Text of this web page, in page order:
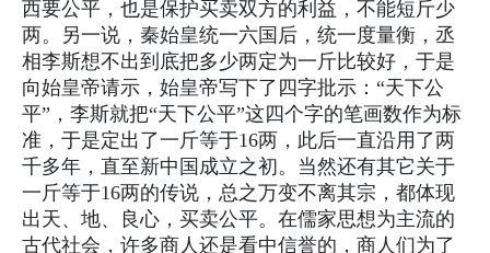
西要公平，也是保护买卖双方的利益，不能短斤少
两。另一说，秦始皇统一六国后，统一度量衡，丞
相李斯想不出到底把多少两定为一斤比较好，于是
向始皇帝请示，始皇帝写下了四字批示：“天下公
平”，李斯就把“天下公平”这四个字的笔画数作为标
准，于是定出了一斤等于16两，此后一直沿用了两
千多年，直至新中国成立之初。当然还有其它关于
一斤等于16两的传说，总之万变不离其宗，都体现
出天、地、良心，买卖公平。在儒家思想为主流的
古代社会，许多商人还是看中信誉的，商人们为了